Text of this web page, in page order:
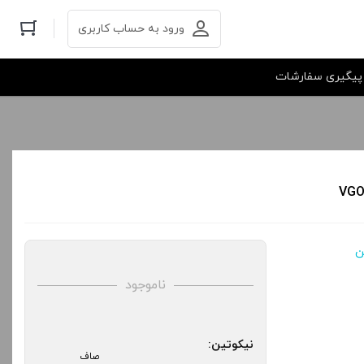
ورود به حساب کاربری
پیگیری سفارشات
ناموجود
نیکوتین:
صاف